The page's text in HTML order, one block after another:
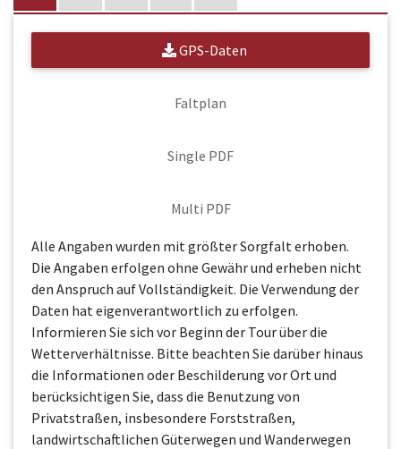
GPS-Daten
Faltplan
Single PDF
Multi PDF
Alle Angaben wurden mit größter Sorgfalt erhoben.
Die Angaben erfolgen ohne Gewähr und erheben nicht
den Anspruch auf Vollständigkeit. Die Verwendung der
Daten hat eigenverantwortlich zu erfolgen.
Informieren Sie sich vor Beginn der Tour über die
Wetterverhältnisse. Bitte beachten Sie darüber hinaus
die Informationen oder Beschilderung vor Ort und
berücksichtigen Sie, dass die Benutzung von
Privatstraßen, insbesondere Forststraßen,
landwirtschaftlichen Güterwegen und Wanderwegen